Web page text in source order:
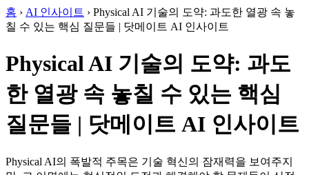
홈 › AI 인사이트 › Physical AI 기술의 도약: 과도한 열광 속 놓
칠 수 있는 핵심 질문들 | 닷메이트 AI 인사이트
Physical AI 기술의 도약: 과도
한 열광 속 놓칠 수 있는 핵심
질문들 | 닷메이트 AI 인사이트
Physical AI의 폭발적 주목은 기술 혁신의 잠재력을 보여주지